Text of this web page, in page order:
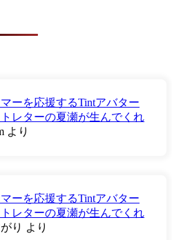
ーを応援するTintアバター
レターの夏瀬が生んでくれ
より
ーを応援するTintアバター
レターの夏瀬が生んでくれ
り より